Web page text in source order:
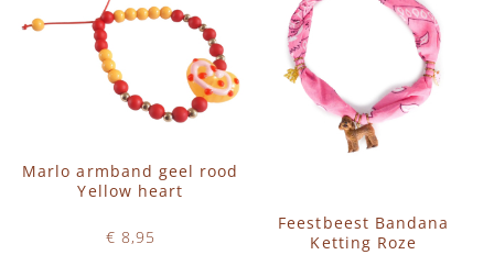
Marlo armband geel rood
Yellow heart
€ 8,95
Feestbeest Bandana
Ketting Roze